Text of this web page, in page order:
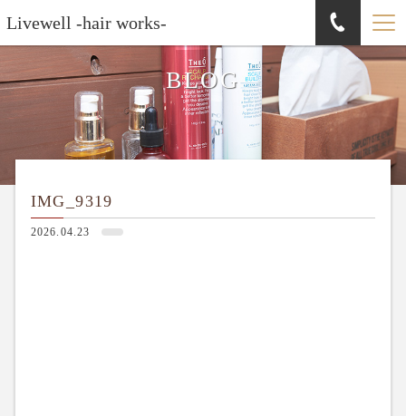
Livewell -hair works-
BLOG
IMG_9319
2026.04.23